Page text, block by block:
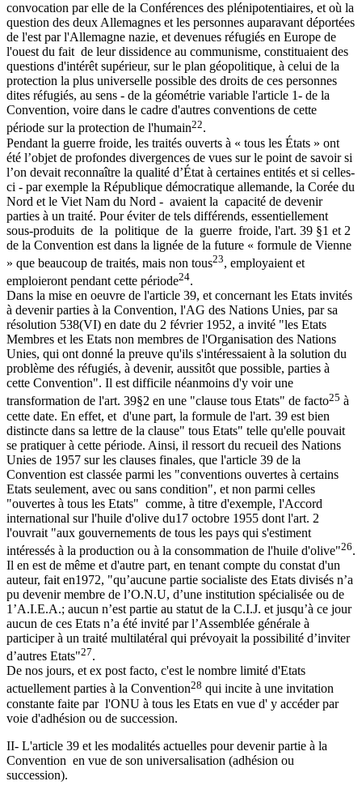
convocation par elle de la Conférences des plénipotentiaires, et où la
question des deux Allemagnes et les personnes auparavant déportées
de l'est par l'Allemagne nazie, et devenues réfugiés en Europe de
l'ouest du fait de leur dissidence au communisme, constituaient des
questions d'intérêt supérieur, sur le plan géopolitique, à celui de la
protection la plus universelle possible des droits de ces personnes
dites réfugiés, au sens - de la géométrie variable l'article 1- de la
Convention, voire dans le cadre d'autres conventions de cette
période sur la protection de l'humain22.
Pendant la guerre froide, les traités ouverts à « tous les États » ont
été l’objet de profondes divergences de vues sur le point de savoir si
l’on devait reconnaître la qualité d’État à certaines entités et si celles-
ci - par exemple la République démocratique allemande, la Corée du
Nord et le Viet Nam du Nord - avaient la capacité de devenir
parties à un traité. Pour éviter de tels différends, essentiellement
sous-produits de la politique de la guerre froide, l'art. 39 §1 et 2
de la Convention est dans la lignée de la future « formule de Vienne
» que beaucoup de traités, mais non tous23, employaient et
emploieront pendant cette période24.
Dans la mise en oeuvre de l'article 39, et concernant les Etats invités
à devenir parties à la Convention, l'AG des Nations Unies, par sa
résolution 538(VI) en date du 2 février 1952, a invité "les Etats
Membres et les Etats non membres de l'Organisation des Nations
Unies, qui ont donné la preuve qu'ils s'intéressaient à la solution du
problème des réfugiés, à devenir, aussitôt que possible, parties à
cette Convention". Il est difficile néanmoins d'y voir une
transformation de l'art. 39§2 en une "clause tous Etats" de facto25 à
cette date. En effet, et d'une part, la formule de l'art. 39 est bien
distincte dans sa lettre de la clause" tous Etats" telle qu'elle pouvait
se pratiquer à cette période. Ainsi, il ressort du recueil des Nations
Unies de 1957 sur les clauses finales, que l'article 39 de la
Convention est classée parmi les "conventions ouvertes à certains
Etats seulement, avec ou sans condition", et non parmi celles
"ouvertes à tous les Etats" comme, à titre d'exemple, l'Accord
international sur l'huile d'olive du17 octobre 1955 dont l'art. 2
l'ouvrait "aux gouvernements de tous les pays qui s'estiment
intéressés à la production ou à la consommation de l'huile d'olive"26.
Il en est de même et d'autre part, en tenant compte du constat d'un
auteur, fait en1972, "qu’aucune partie socialiste des Etats divisés n’a
pu devenir membre de l’O.N.U, d’une institution spécialisée ou de
1’A.I.E.A.; aucun n’est partie au statut de la C.I.J. et jusqu’à ce jour
aucun de ces Etats n’a été invité par l’Assemblée générale à
participer à un traité multilatéral qui prévoyait la possibilité d’inviter
d’autres Etats"27.
De nos jours, et ex post facto, c'est le nombre limité d'Etats
actuellement parties à la Convention28 qui incite à une invitation
constante faite par l'ONU à tous les Etats en vue d' y accéder par
voie d'adhésion ou de succession.
II- L'article 39 et les modalités actuelles pour devenir partie à la
Convention en vue de son universalisation (adhésion ou
succession).